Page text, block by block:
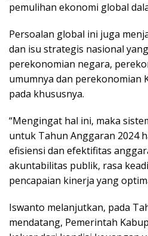
pemulihan ekonomi global
Persoalan global ini juga
dan isu strategis nasional
perekonomian negara,
umumnya dan perekonomian
pada khususnya.
“Mengingat hal ini, maka
untuk Tahun Anggaran 2024
efisiensi dan efektifitas
akuntabilitas publik, rasa
pencapaian kinerja yang
Iswanto melanjutkan, pada
mendatang, Pemerintah